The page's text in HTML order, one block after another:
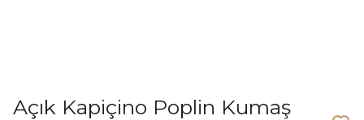
Açık Kapiçino Poplin Kumaş